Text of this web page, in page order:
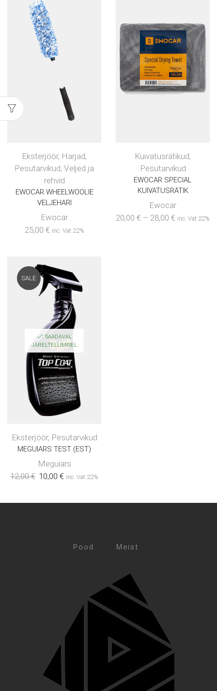
Eksterjöör, Harjad,
Pesutarvikud, Veljed ja
rehvid
EWOCAR WHEELWOOLIE
VELJEHARI
Ewocar
25,00 € inc. Vat 22%
Kuivatusrätikud,
Pesutarvikud
EWOCAR SPECIAL
KUIVATUSRÄTIK
Ewocar
20,00 € – 28,00 € inc. Vat 22%
SALE
SAADAVAL
JÄRELTELLIMISEL
Eksterjöör, Pesutarvikud
MEGUIARS TEST (EST)
Meguiars
12,00€ 10,00 € inc. Vat 22%
Pood Meist